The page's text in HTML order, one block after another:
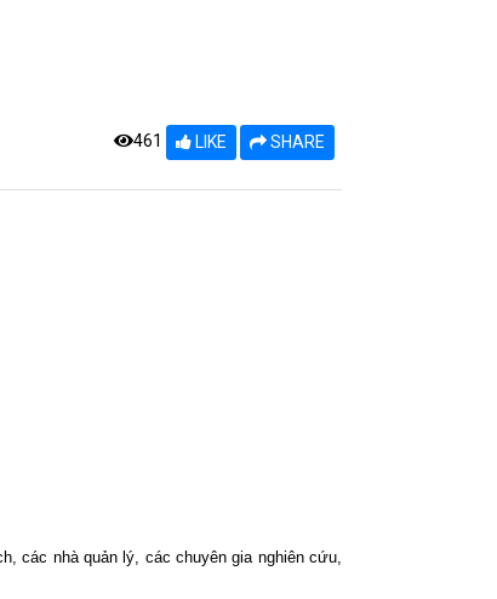
461 LIKE SHARE
các nhà quản lý, các chuyên gia nghiên cứu,